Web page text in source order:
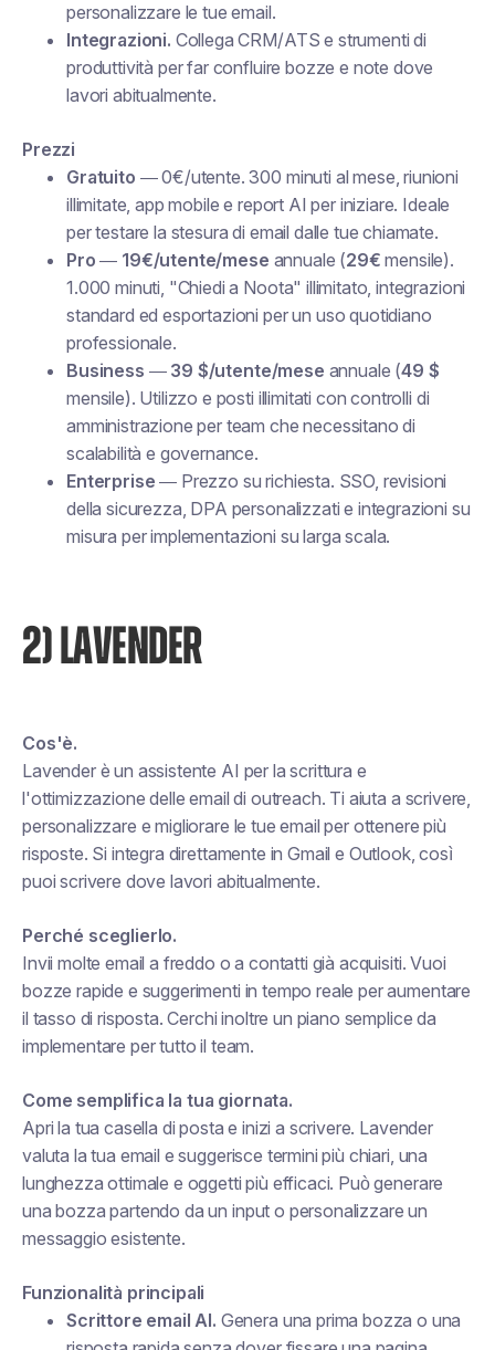
personalizzare le tue email.
Integrazioni. Collega CRM/ATS e strumenti di
produttività per far confluire bozze e note dove
lavori abitualmente.
Prezzi
Gratuito — 0€/utente. 300 minuti al mese, riunioni
illimitate, app mobile e report AI per iniziare. Ideale
per testare la stesura di email dalle tue chiamate.
Pro — 19€/utente/mese annuale (29€ mensile).
1.000 minuti, "Chiedi a Noota" illimitato, integrazioni
standard ed esportazioni per un uso quotidiano
professionale.
Business — 39 $/utente/mese annuale (49 $
mensile). Utilizzo e posti illimitati con controlli di
amministrazione per team che necessitano di
scalabilità e governance.
Enterprise — Prezzo su richiesta. SSO, revisioni
della sicurezza, DPA personalizzati e integrazioni su
misura per implementazioni su larga scala.
2) LAVENDER
Cos'è.
Lavender è un assistente AI per la scrittura e
l'ottimizzazione delle email di outreach. Ti aiuta a scrivere,
personalizzare e migliorare le tue email per ottenere più
risposte. Si integra direttamente in Gmail e Outlook, così
puoi scrivere dove lavori abitualmente.
Perché sceglierlo.
Invii molte email a freddo o a contatti già acquisiti. Vuoi
bozze rapide e suggerimenti in tempo reale per aumentare
il tasso di risposta. Cerchi inoltre un piano semplice da
implementare per tutto il team.
Come semplifica la tua giornata.
Apri la tua casella di posta e inizi a scrivere. Lavender
valuta la tua email e suggerisce termini più chiari, una
lunghezza ottimale e oggetti più efficaci. Può generare
una bozza partendo da un input o personalizzare un
messaggio esistente.
Funzionalità principali
Scrittore email AI. Genera una prima bozza o una